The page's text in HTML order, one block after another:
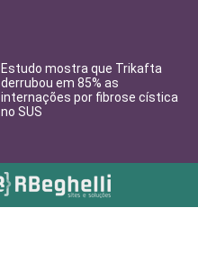
Estudo mostra que Trikafta
derrubou em 85% as
internações por fibrose cística
no SUS